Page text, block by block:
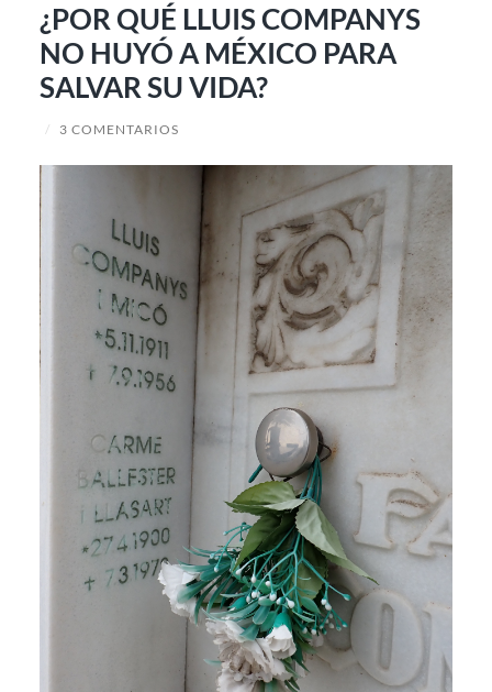
¿POR QUÉ LLUIS COMPANYS
NO HUYÓ A MÉXICO PARA
SALVAR SU VIDA?
/ 3 COMENTARIOS